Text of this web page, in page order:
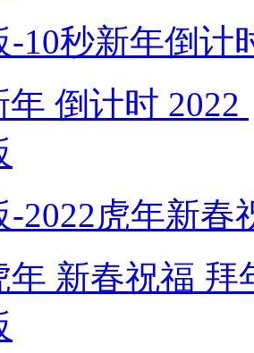
-10秒新年倒计
年 倒计时 2022
-2022虎年新春
年 新春祝福 拜